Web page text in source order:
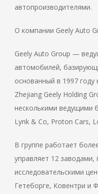
автопроизводителями.
О компании Geely Auto
Geely Auto Group —
автомобилей,
основанный в 1997 году
Zhejiang Geely Holding
несколькими ведущими
Lynk & Co, Proton Cars,
В группе работает
управляет 12
исследовательскими
Гетеборге, Ковентри и